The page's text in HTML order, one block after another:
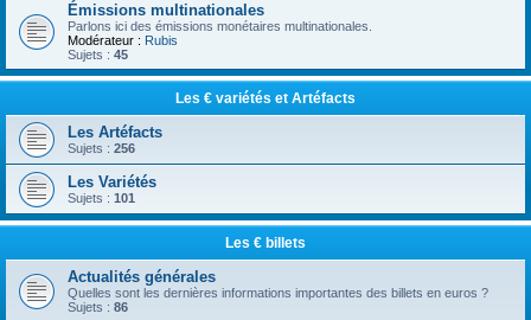
Émissions multinationales
Parlons ici des émissions monétaires multinationales.
Modérateur : Rubis
Sujets : 45
Les € variétés et Artéfacts
Les Artéfacts
Sujets : 256
Les Variétés
Sujets : 101
Les € billets
Actualités générales
Quelles sont les dernières informations importantes des billets en euros ?
Sujets : 86